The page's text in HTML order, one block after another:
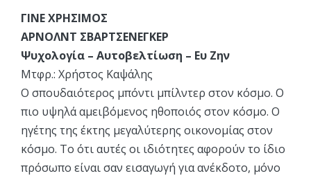
ΓΙΝΕ ΧΡΗΣΙΜΟΣ
ΑΡΝΟΛΝΤ ΣΒΑΡΤΣΕΝΕΓΚΕΡ
Ψυχολογία – Αυτοβελτίωση – Ευ Ζην
Μτφρ.: Χρήστος Καψάλης
Ο σπουδαιότερος μπόντι μπίλντερ στον κόσμο. Ο
πιο υψηλά αμειβόμενος ηθοποιός στον κόσμο. Ο
ηγέτης της έκτης μεγαλύτερης οικονομίας στον
κόσμο. Το ότι αυτές οι ιδιότητες αφορούν το ίδιο
πρόσωπο είναι σαν εισαγωγή για ανέκδοτο, μόνο